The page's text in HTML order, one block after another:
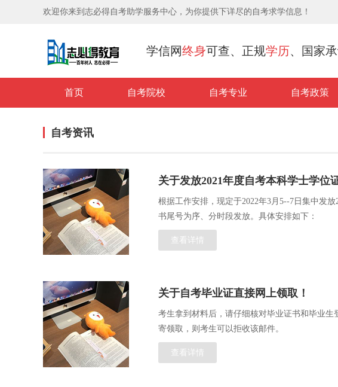
欢迎你来到志必得自考助学服务中心，为你提供下详尽的自考求学信息！
学信网终身可查、正规学历、国家
首页 自考院校 自考专业 自考政策
自考资讯
关于发放2021年度自考本科学士学位
根据工作安排，现定于2022年3月5--7日集中发
书尾号为序、分时段发放。具体安排如下：
查看详情
关于自考毕业证直接网上领取！
考生拿到材料后，请仔细核对毕业证书和毕业
寄领取，则考生可以拒收该邮件。
查看详情